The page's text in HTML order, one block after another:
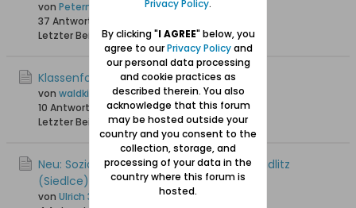
von Petermann
37 Antworten
Letzter Beitrag 01.08.2024, 11:59
Klassenfoto Jahrgang 1930
von waldkind
10 Antworten
4.962 Hits0 Likes
Letzter Beitrag19.06.2024, 15:39
Neu: Soziales Café "Caffe Aktywni" in Schidlitz
(Siedlce)
von Ulrich 31
Privacy Policy.
By clicking "I AGREE" below, you
agree to ourPrivacy Policyand
our personal data processing
and cookie practices as
described therein. You also
acknowledge that this forum
may be hosted outside your
country and you consent to the
collection, storage, and
processing of your data in the
country where this forum is
hosted.